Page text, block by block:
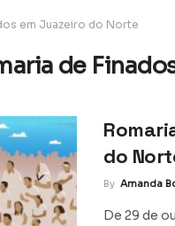
em Juazeiro do Norte
de
do
By Amanda
De 29 de